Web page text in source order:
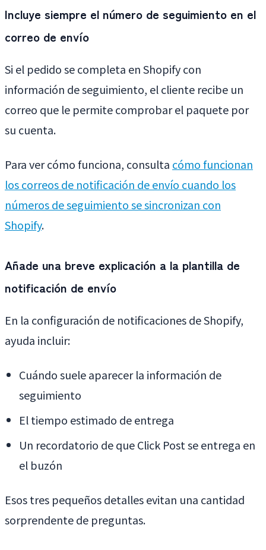
Incluye siempre el número de seguimiento en el
correo de envío
Si el pedido se completa en Shopify con
información de seguimiento, el cliente recibe un
correo que le permite comprobar el paquete por
su cuenta.
Para ver cómo funciona, consulta cómo funcionan
los correos de notificación de envío cuando los
números de seguimiento se sincronizan con
Shopify.
Añade una breve explicación a la plantilla de
notificación de envío
En la configuración de notificaciones de Shopify,
ayuda incluir:
Cuándo suele aparecer la información de
seguimiento
El tiempo estimado de entrega
Un recordatorio de que Click Post se entrega en
el buzón
Esos tres pequeños detalles evitan una cantidad
sorprendente de preguntas.